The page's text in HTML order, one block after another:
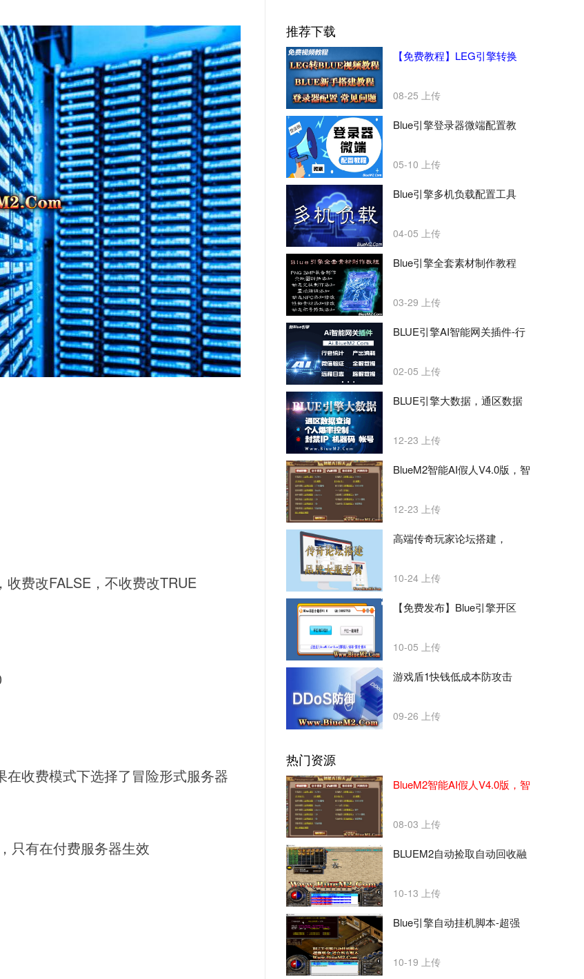
推荐下载
【免费教程】LEG引擎转换
08-25 上传
Blue引擎登录器微端配置教
05-10 上传
Blue引擎多机负载配置工具
04-05 上传
Blue引擎全套素材制作教程
03-29 上传
BLUE引擎AI智能网关插件-行
02-05 上传
BLUE引擎大数据，通区数据
12-23 上传
BlueM2智能AI假人V4.0版，智
12-23 上传
高端传奇玩家论坛搭建，
10-24 上传
【免费发布】Blue引擎开区
10-05 上传
游戏盾1快钱低成本防攻击
09-26 上传
热门资源
BlueM2智能AI假人V4.0版，智
08-03 上传
BLUEM2自动捡取自动回收融
10-13 上传
Blue引擎自动挂机脚本-超强
10-19 上传
费改FALSE，不收费改TRUE
收费模式下选择了冒险形式服务器
只有在付费服务器生效